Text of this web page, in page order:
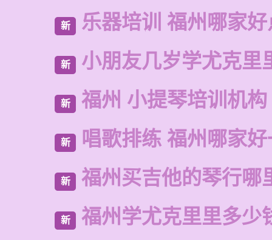
新 乐器培训 福州哪家好
新 小朋友几岁学尤克里
新 福州 小提琴培训机构
新 唱歌排练 福州哪家
新 福州买吉他的琴行哪
新 福州学尤克里里多少